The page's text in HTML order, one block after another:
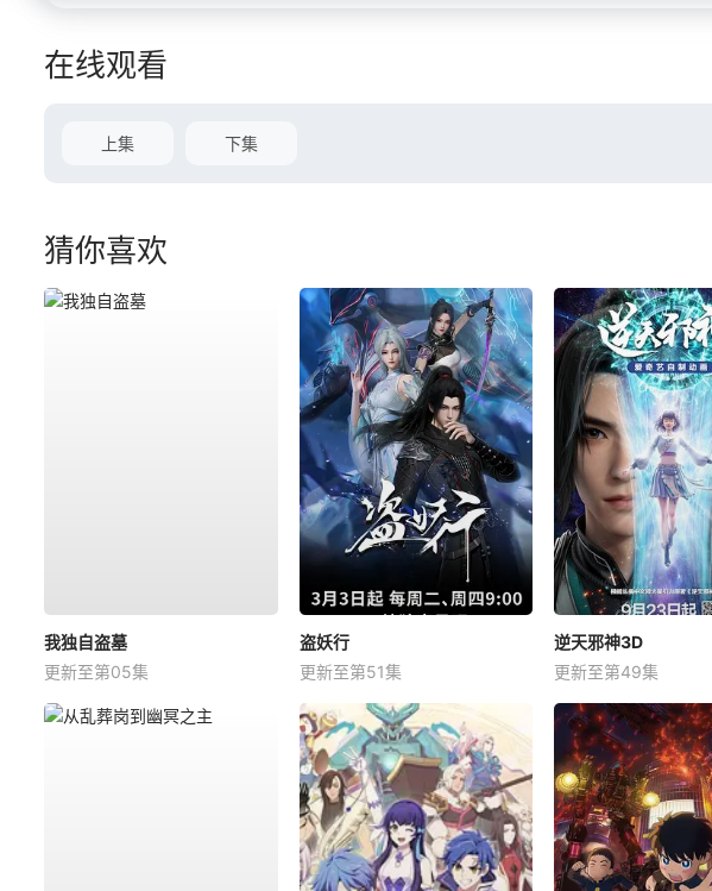
在线观看
上集 下集
猜你喜欢
我独自盗墓
更新至第05集
盗妖行
更新至第51集
逆天邪神3D
更新至第49集